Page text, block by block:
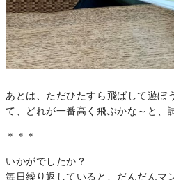
あとは、ただひたすら飛ばして遊ぼ
て、どれが一番高く飛ぶかな～と、
＊＊＊
いかがでしたか？
毎日繰り返していると、だんだんマ